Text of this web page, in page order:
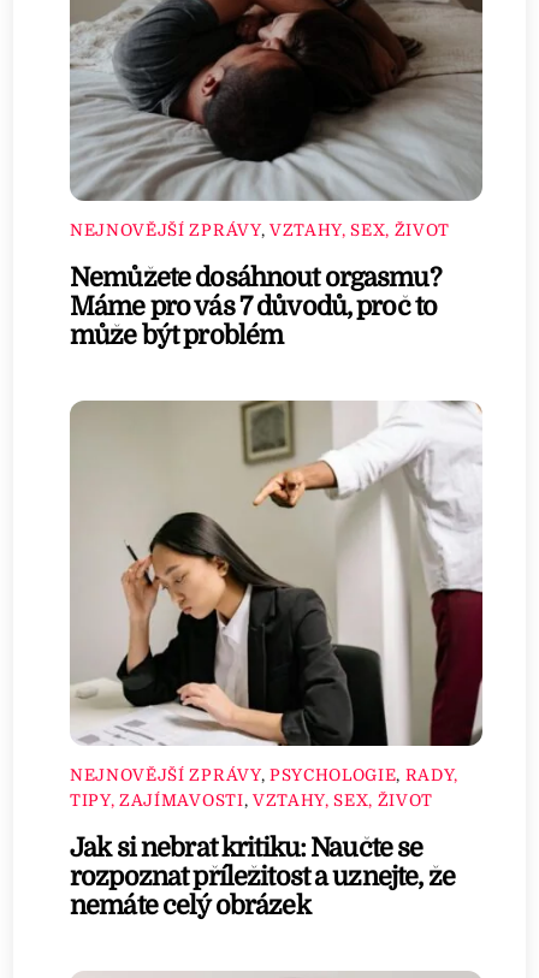
NEJNOVĚJŠÍ ZPRÁVY, VZTAHY, SEX, ŽIVOT
Nemůžete dosáhnout orgasmu?
Máme pro vás 7 důvodů, proč to
může být problém
NEJNOVĚJŠÍ ZPRÁVY, PSYCHOLOGIE, RADY,
TIPY, ZAJÍMAVOSTI, VZTAHY, SEX, ŽIVOT
Jak si nebrat kritiku: Naučte se
rozpoznat příležitost a uznejte, že
nemáte celý obrázek